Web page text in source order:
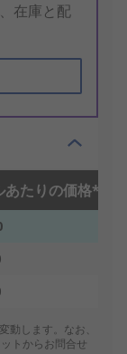
在庫と配
あたりの価格*
します。なお、
トからお問合せ